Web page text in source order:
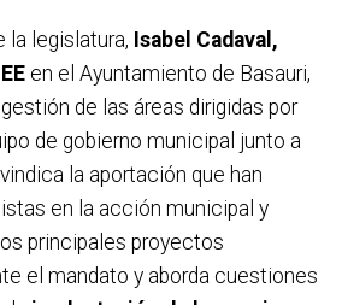
la legislatura, Isabel Cadaval,
en el Ayuntamiento de Basauri,
de las áreas dirigidas por
de gobierno municipal junto a
la aportación que han
en la acción municipal y
principales proyectos
el mandato y aborda cuestiones